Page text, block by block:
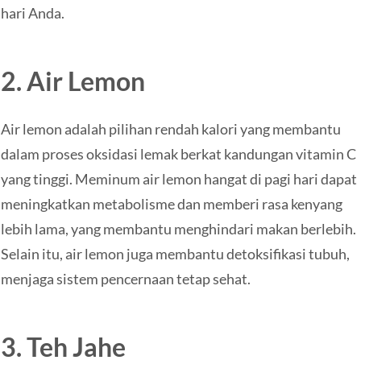
hari Anda.
2. Air Lemon
Air lemon adalah pilihan rendah kalori yang membantu
dalam proses oksidasi lemak berkat kandungan vitamin C
yang tinggi. Meminum air lemon hangat di pagi hari dapat
meningkatkan metabolisme dan memberi rasa kenyang
lebih lama, yang membantu menghindari makan berlebih.
Selain itu, air lemon juga membantu detoksifikasi tubuh,
menjaga sistem pencernaan tetap sehat.
3. Teh Jahe